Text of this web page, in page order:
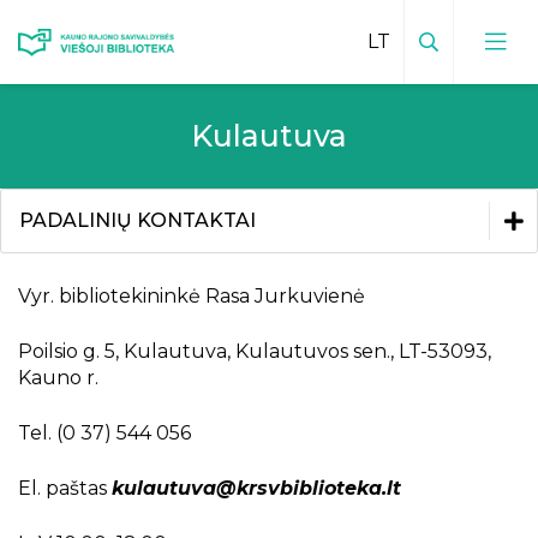
Viešosios bibliotekos kontaktai
Vadovas
Mokamos paslaugos padaliniuose
Bibliotekos leidiniai
Inovatyvūs kraštotyros darbai
Teikiamos paslaugos
Kulautuva
PADALINIŲ KONTAKTAI
Padalinių kontaktai
Babtai
Batniava
Čekiškė
Vyr. bibliotekininkė Rasa Jurkuvienė
Poilsio g. 5, Kulautuva, Kulautuvos sen., LT-53093,
Kauno r.
Tel. (0 37) 544 056
El. paštas kulautuva@krsvbiblioteka.lt